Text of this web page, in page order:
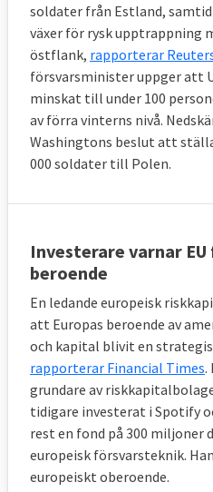
soldater från Estland,
växer för rysk upptrappning
östflank, rapporterar
försvarsminister uppger att
minskat till under 100
av förra vinterns nivå.
Washingtons beslut att
000 soldater till Polen.
Investerare varnar EU
beroende
En ledande europeisk
att Europas beroende av
och kapital blivit en
rapporterar Financial Times.
grundare av
tidigare investerat i Spotify
rest en fond på 300 miljoner
europeisk försvarsteknik.
europeiskt oberoende.